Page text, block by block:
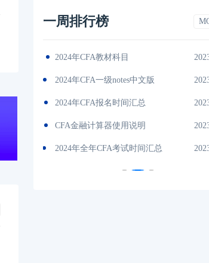
一周排行榜
（CFA）协会介绍
cfa考试报名条件
CFA一级考试内容
2024CFA考试费用一览表
2024年cfa报名官网入口